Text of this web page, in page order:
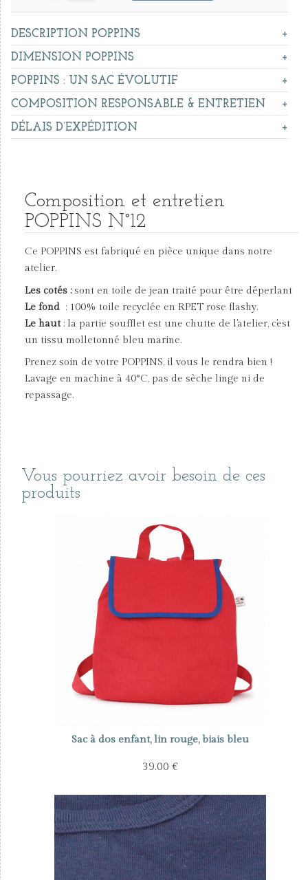
DESCRIPTION POPPINS
DIMENSION POPPINS
POPPINS : UN SAC ÉVOLUTIF
COMPOSITION RESPONSABLE & ENTRETIEN
DÉLAIS D’EXPÉDITION
Composition et entretien
POPPINS N°12
Ce POPPINS est fabriqué en pièce unique dans notre
atelier.
Les cotés :sont en toile de jean traité pour être déperlant
Le fond : 100% toile recyclée en RPET rose flashy.
Le haut: la partie soufflet est une chutte de l'atelier, c'est
un tissu molletonné bleu marine.
Prenez soin de votre POPPINS, il vous le rendra bien !
Lavage en machine à 40°C, pas de sèche linge ni de
repassage.
Vous pourriez avoir besoin de ces
produits
Sac à dos enfant, lin rouge, biais bleu
39.00 €